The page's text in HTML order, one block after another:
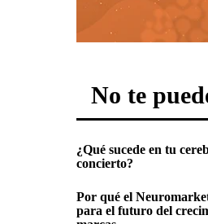
No te
¿Qué sucede en tu
concierto?
Por qué el
para el futuro del